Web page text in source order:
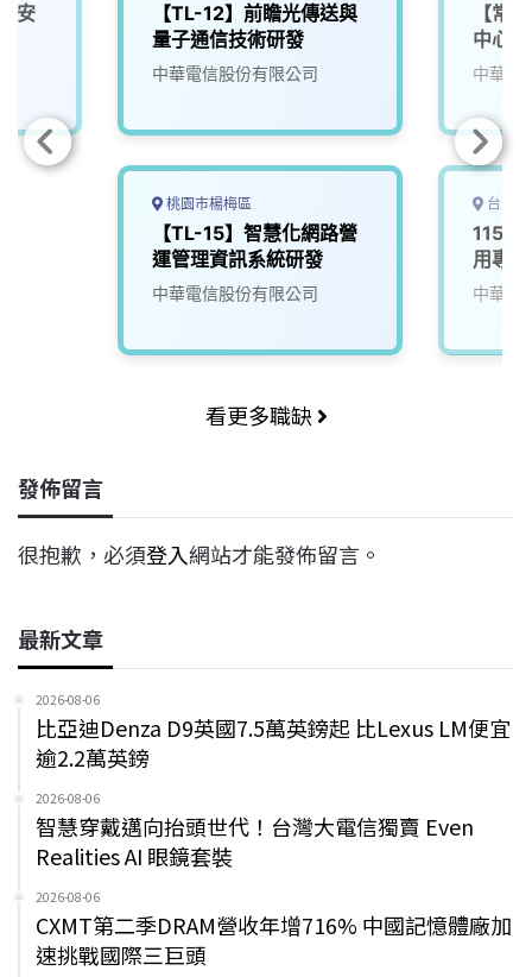
安
【TL-12】前瞻光傳送與
量子通信技術研發
中華電信股份有限公司
桃園市楊梅區
【TL-15】智慧化網路營
運管理資訊系統研發
中華電信股份有限公司
【常
中心
中華電
台北
115年
用專
中華電
看更多職缺
發佈留言
很抱歉，必須登入網站才能發佈留言。
最新文章
2026-08-06
比亞迪Denza D9英國7.5萬英鎊起 比Lexus LM便宜
逾2.2萬英鎊
2026-08-06
智慧穿戴邁向抬頭世代！台灣大電信獨賣 Even
Realities AI 眼鏡套裝
2026-08-06
CXMT第二季DRAM營收年增716% 中國記憶體廠加
速挑戰國際三巨頭